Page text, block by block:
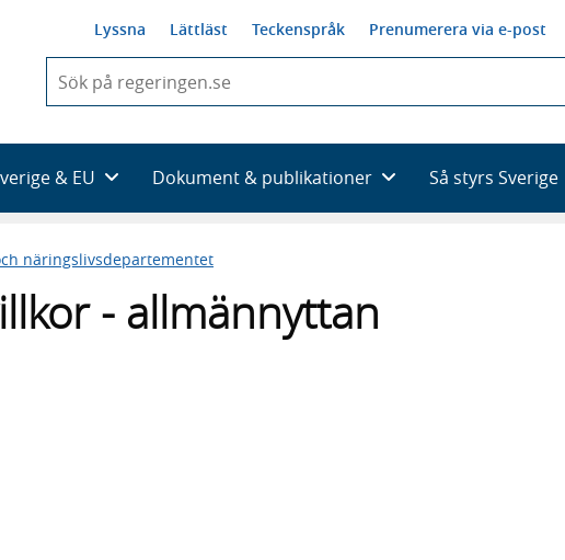
Lyssna Lättläst Teckenspråk Prenumerera via e-post
du
skriva
framträder
en
med
& EU Dokument & publikationer Så styrs Sverige
näringslivsdepartementet
- allmännyttan